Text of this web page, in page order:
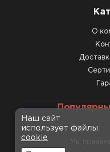
О
Мы
Наш сайт
использует файлы
cookie